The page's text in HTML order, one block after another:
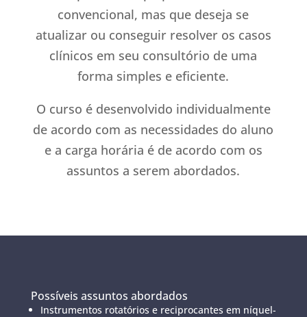
convencional, mas que deseja se
atualizar ou conseguir resolver os casos
clínicos em seu consultório de uma
forma simples e eficiente.
O curso é desenvolvido individualmente
de acordo com as necessidades do aluno
e a carga horária é de acordo com os
assuntos a serem abordados.
Possíveis assuntos abordados
Instrumentos rotatórios e reciprocantes em níquel-